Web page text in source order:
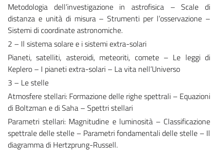
Metodologia dell’investigazione in astrofisica – Scale di
distanza e unità di misura – Strumenti per l’osservazione –
Sistemi di coordinate astronomiche.
2 – Il sistema solare e i sistemi extra-solari
Pianeti, satelliti, asteroidi, meteoriti, comete – Le leggi di
Keplero – I pianeti extra-solari – La vita nell’Universo
3 – Le stelle
Atmosfere stellari: Formazione delle righe spettrali – Equazioni
di Boltzman e di Saha – Spettri stellari
Parametri stellari: Magnitudine e luminosità – Classificazione
spettrale delle stelle – Parametri fondamentali delle stelle – Il
diagramma di Hertzprung-Russell.